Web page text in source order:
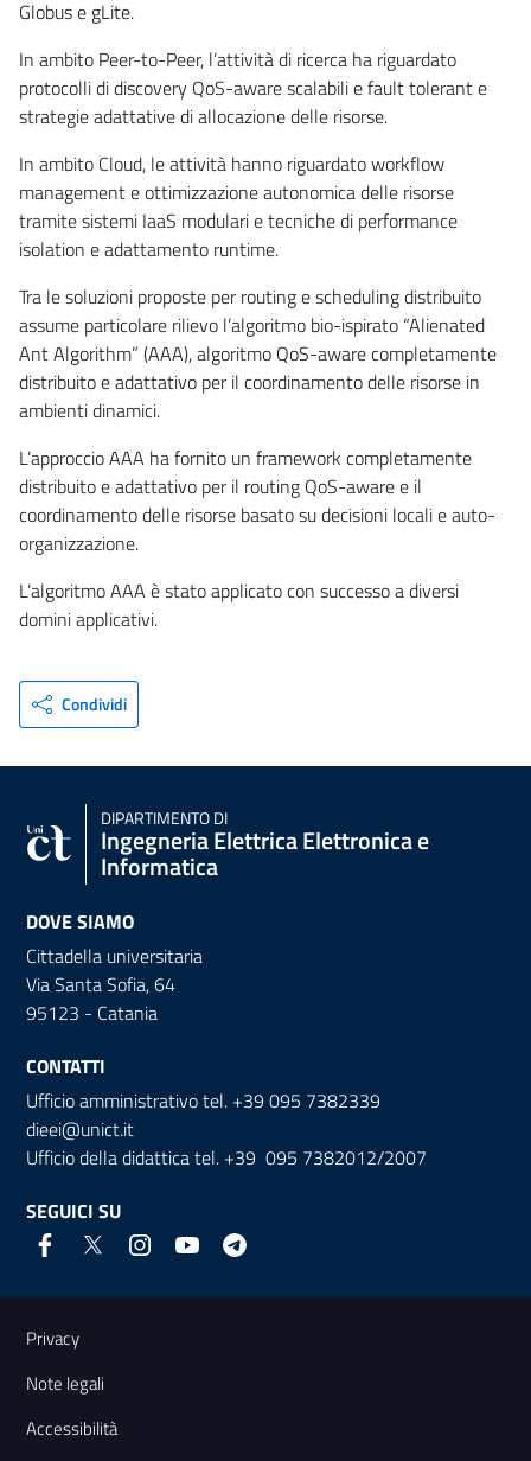
Globus e gLite.
In ambito Peer-to-Peer, l’attività di ricerca ha riguardato
protocolli di discovery QoS-aware scalabili e fault tolerant e
strategie adattative di allocazione delle risorse.
In ambito Cloud, le attività hanno riguardato workflow
management e ottimizzazione autonomica delle risorse
tramite sistemi IaaS modulari e tecniche di performance
isolation e adattamento runtime.
Tra le soluzioni proposte per routing e scheduling distribuito
assume particolare rilievo l’algoritmo bio-ispirato “Alienated
Ant Algorithm” (AAA), algoritmo QoS-aware completamente
distribuito e adattativo per il coordinamento delle risorse in
ambienti dinamici.
L’approccio AAA ha fornito un framework completamente
distribuito e adattativo per il routing QoS-aware e il
coordinamento delle risorse basato su decisioni locali e auto-
organizzazione.
L’algoritmo AAA è stato applicato con successo a diversi
domini applicativi.
Condividi
DIPARTIMENTO DI
Ingegneria Elettrica Elettronica e
Informatica
DOVE SIAMO
Cittadella universitaria
Via Santa Sofia, 64
95123 - Catania
CONTATTI
Ufficio amministrativo tel. +39 095 7382339
dieei@unict.it
Ufficio della didattica tel. +39 095 7382012/2007
SEGUICI SU
Link e informazioni utili
Privacy
Note legali
Accessibilità